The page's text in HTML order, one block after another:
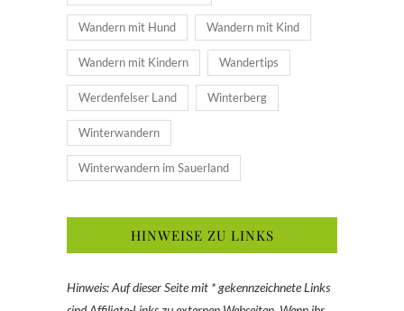
Wandern mit Hund Wandern mit Kind
Wandern mit Kindern Wandertips
Werdenfelser Land Winterberg
Winterwandern
Winterwandern im Sauerland
HINWEISE ZU LINKS
Hinweis: Auf dieser Seite mit * gekennzeichnete Links